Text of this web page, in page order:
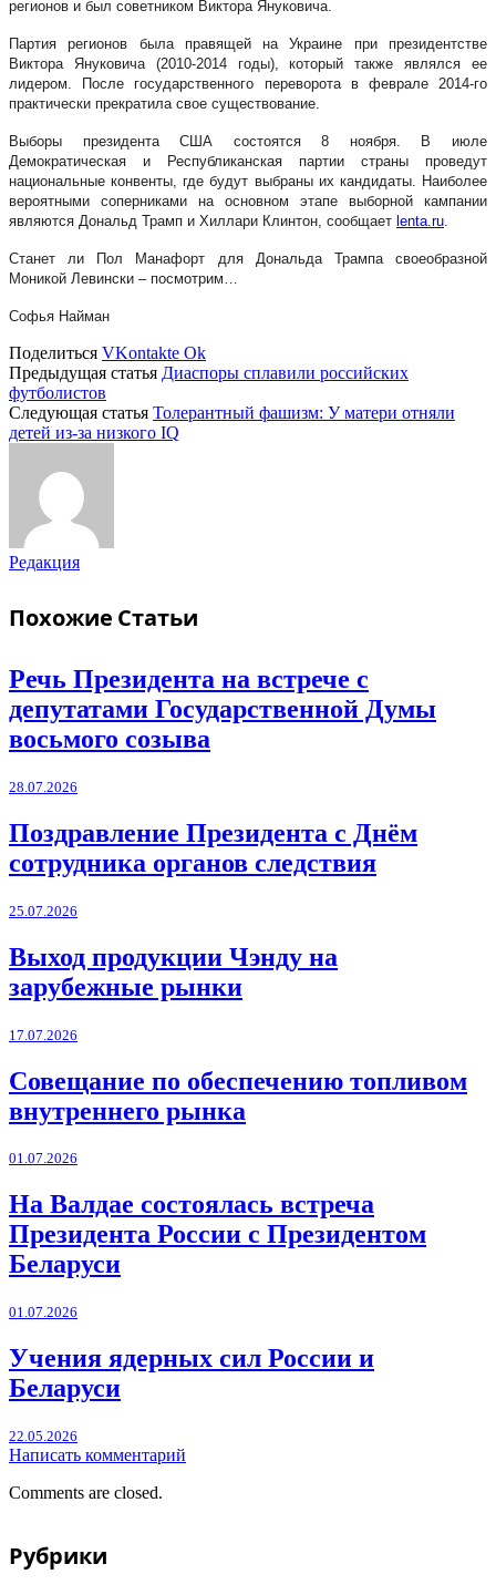
регионов и был советником Виктора Януковича.
Партия регионов была правящей на Украине при президентстве
Виктора Януковича (2010-2014 годы), который также являлся ее
лидером. После государственного переворота в феврале 2014-го
практически прекратила свое существование.
Выборы президента США состоятся 8 ноября. В июле
Демократическая и Республиканская партии страны проведут
национальные конвенты, где будут выбраны их кандидаты. Наиболее
вероятными соперниками на основном этапе выборной кампании
являются Дональд Трамп и Хиллари Клинтон, сообщает lenta.ru
Станет ли Пол Манафорт для Дональда Трампа своеобразной
Моникой Левински – посмотрим…
Софья Найман
Поделиться VKontakte Ok
Предыдущая статья Диаспоры сплавили российских
футболистов
Следующая статья Толерантный фашизм: У матери отняли
детей из-за низкого IQ
Редакция
Похожие Статьи
Речь Президента на встрече с
депутатами Государственной Думы
восьмого созыва
28.07.2026
Поздравление Президента с Днём
сотрудника органов следствия
25.07.2026
Выход продукции Чэнду на
зарубежные рынки
17.07.2026
Совещание по обеспечению топливом
внутреннего рынка
01.07.2026
На Валдае состоялась встреча
Президента России с Президентом
Беларуси
01.07.2026
Учения ядерных сил России и
Беларуси
22.05.2026
Написать комментарий
Comments are closed.
Рубрики